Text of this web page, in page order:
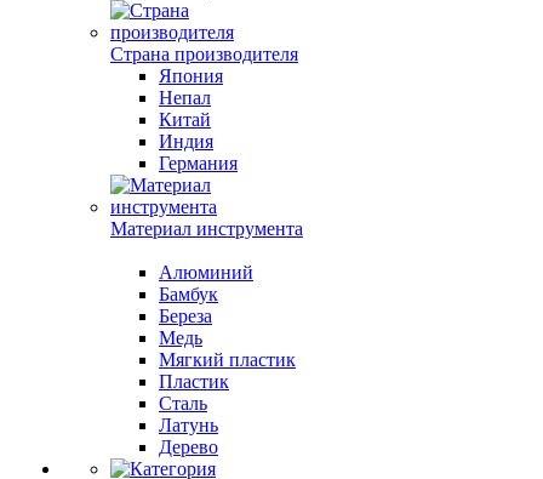
Страна производителя
Япония
Непал
Китай
Индия
Германия
Материал инструмента
Алюминий
Бамбук
Береза
Медь
Мягкий пластик
Пластик
Сталь
Латунь
Дерево